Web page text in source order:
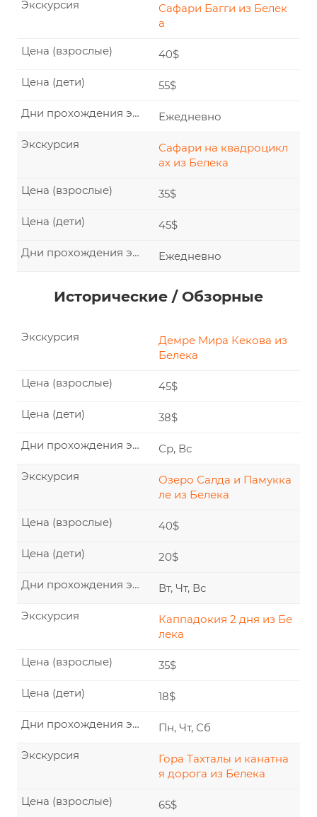
Сафари Багги из Белек
а
Экскурсия
40$
Цена (взрослые)
55$
Цена (дети)
Ежедневно
Дни прохождения экскурсии
Сафари на квадроцикл
ах из Белека
Экскурсия
35$
Цена (взрослые)
45$
Цена (дети)
Ежедневно
Дни прохождения экскурсии
Исторические / Обзорные
Демре Мира Кекова из
Белека
Экскурсия
45$
Цена (взрослые)
38$
Цена (дети)
Ср, Вс
Дни прохождения экскурсии
Озеро Салда и Памукка
ле из Белека
Экскурсия
40$
Цена (взрослые)
20$
Цена (дети)
Вт, Чт, Вс
Дни прохождения экскурсии
Каппадокия 2 дня из Бе
лека
Экскурсия
35$
Цена (взрослые)
18$
Цена (дети)
Пн, Чт, Сб
Дни прохождения экскурсии
Гора Тахталы и канатна
я дорога из Белека
Экскурсия
65$
Цена (взрослые)